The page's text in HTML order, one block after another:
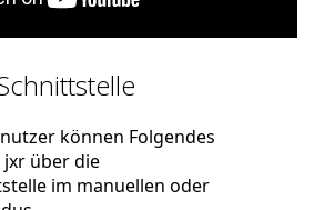
können Folgendes
über die
im manuellen oder